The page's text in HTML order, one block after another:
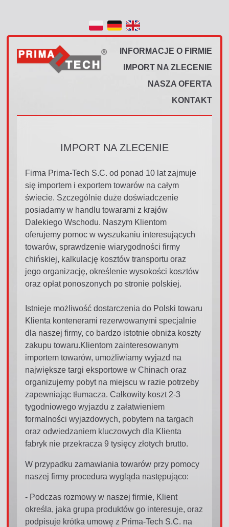
INFORMACJE O FIRMIE
IMPORT NA ZLECENIE
NASZA OFERTA
KONTAKT
IMPORT NA ZLECENIE
Firma Prima-Tech S.C. od ponad 10 lat zajmuje
się importem i exportem towarów na całym
świecie. Szczególnie duże doświadczenie
posiadamy w handlu towarami z krajów
Dalekiego Wschodu. Naszym Klientom
oferujemy pomoc w wyszukaniu interesujących
towarów, sprawdzenie wiarygodności firmy
chińskiej, kalkulację kosztów transportu oraz
jego organizację, określenie wysokości kosztów
oraz opłat ponoszonych po stronie polskiej.
Istnieje możliwość dostarczenia do Polski towaru
Klienta kontenerami rezerwowanymi specjalnie
dla naszej firmy, co bardzo istotnie obniża koszty
zakupu towaru.Klientom zainteresowanym
importem towarów, umożliwiamy wyjazd na
największe targi eksportowe w Chinach oraz
organizujemy pobyt na miejscu w razie potrzeby
zapewniając tłumacza. Całkowity koszt 2-3
tygodniowego wyjazdu z załatwieniem
formalności wyjazdowych, pobytem na targach
oraz odwiedzaniem kluczowych dla Klienta
fabryk nie przekracza 9 tysięcy złotych brutto.
W przypadku zamawiania towarów przy pomocy
naszej firmy procedura wygląda następująco:
- Podczas rozmowy w naszej firmie, Klient
określa, jaka grupa produktów go interesuje, oraz
podpisuje krótka umowę z Prima-Tech S.C. na